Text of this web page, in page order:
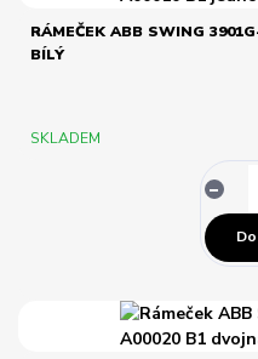
RÁMEČEK ABB SWING
BÍLÝ
SKLADEM